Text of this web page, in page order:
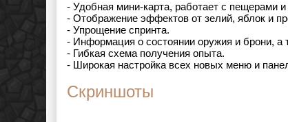
- Удобная мини-карта, работает с пещерами
- Отображение эффектов от зелий, яблок и
- Упрощение спринта.
- Информация о состоянии оружия и брони, а
- Гибкая схема получения опыта.
- Широкая настройка всех новых меню и
Скриншоты